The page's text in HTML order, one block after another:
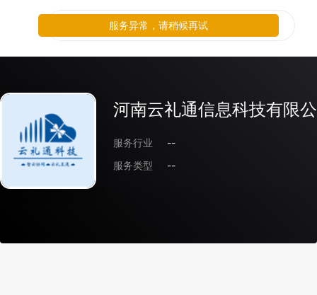
河南云礼通信息科技有限
服务行业
--
服务类型
--
服务异常，请稍候再试